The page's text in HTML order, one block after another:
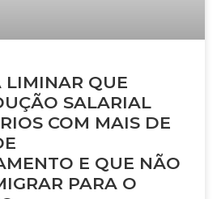
LIMINAR QUE
SALARIAL
COM MAIS DE
E QUE NÃO
PARA O